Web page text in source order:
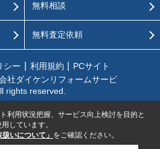
無料相談
無料査定依頼
シー 利用規約
PCサイト
社ダイケンリフォームサービ
rights reserved.
利用状況把握、サービス向上検討を目的と
しています。
扱いについて」 をご確認ください。